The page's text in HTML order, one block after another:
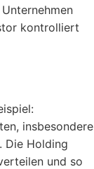
kontrolliert
insbesondere
Die Holding
und so